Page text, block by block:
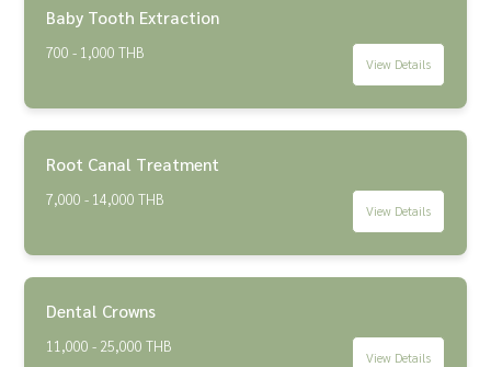
Baby Tooth Extraction
700 - 1,000 THB
View Details
Root Canal Treatment
7,000 - 14,000 THB
View Details
Dental Crowns
11,000 - 25,000 THB
View Details